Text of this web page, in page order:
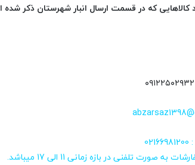
که در قسمت ارسال انبار شهرستان ذکر شده
صورت تلفنی در بازه زمانی 11 الی 17 میباشد.